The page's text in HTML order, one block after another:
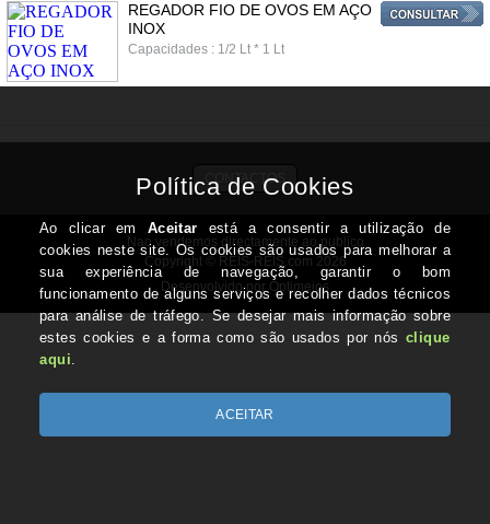
REGADOR FIO DE OVOS EM AÇO
INOX
Capacidades : 1/2 Lt * 1 Lt
CONTACTOS
Nao vendemos directamente ao publico
Copyright © REIS-REIS.com 2026
Desenvolvido por Optimeios